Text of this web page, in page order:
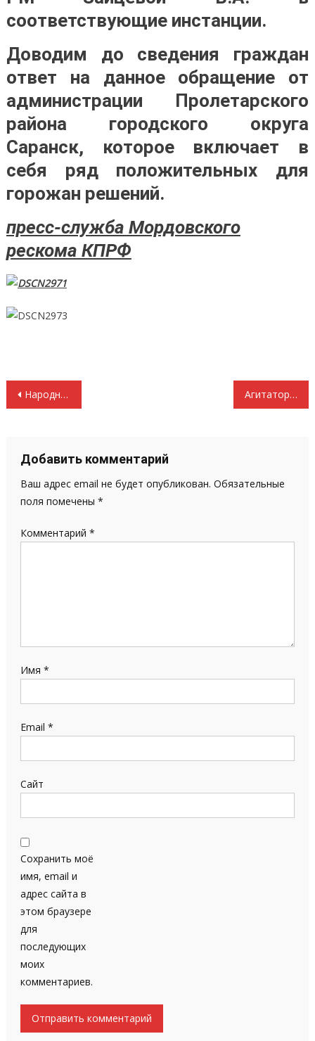
соответствующие инстанции.
Доводим до сведения граждан
ответ на данное обращение от
администрации Пролетарского
района городского округа
Саранск, которое включает в
себя ряд положительных для
горожан решений.
пресс-служба Мордовского
рескома КПРФ
Навигация
записям
Народный артист СССР Олег Попов добрым словом вспоминает Советский Союз и передает привет Геннадию Зюганову Агитатору: Демографическая ситуация в Мордовии в сравнении с другими регионами Приволжского федерального округа
Добавить комментарий
Ваш адрес email не будет опубликован. Обязательные
поля помечены *
Комментарий *
Имя *
Email *
Сайт
Сохранить моё
имя, email и
адрес сайта в
этом браузере
для
последующих
моих
комментариев.